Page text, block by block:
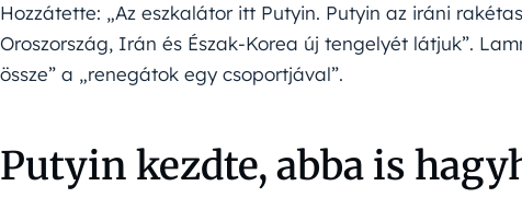
Hozzátette: „Az eszkalátor itt Putyin. Putyin az iráni
Oroszország, Irán és Észak-Korea új tengelyét látjuk”.
össze” a „renegátok egy csoportjával”.
Putyin kezdte, abba is